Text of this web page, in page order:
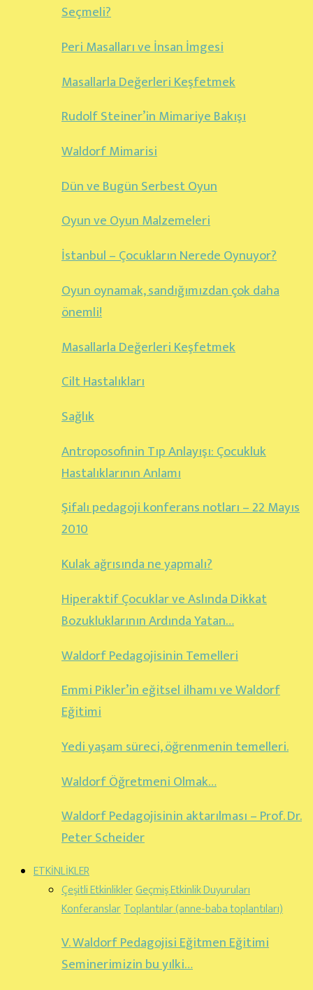
Seçmeli?
Peri Masalları ve İnsan İmgesi
Masallarla Değerleri Keşfetmek
Rudolf Steiner’in Mimariye Bakışı
Waldorf Mimarisi
Dün ve Bugün Serbest Oyun
Oyun ve Oyun Malzemeleri
İstanbul – Çocukların Nerede Oynuyor?
Oyun oynamak, sandığımızdan çok daha
önemli!
Masallarla Değerleri Keşfetmek
Cilt Hastalıkları
Sağlık
Antroposofinin Tıp Anlayışı: Çocukluk
Hastalıklarının Anlamı
Şifalı pedagoji konferans notları – 22 Mayıs
2010
Kulak ağrısında ne yapmalı?
Hiperaktif Çocuklar ve Aslında Dikkat
Bozukluklarının Ardında Yatan…
Waldorf Pedagojisinin Temelleri
Emmi Pikler’in eğitsel ilhamı ve Waldorf
Eğitimi
Yedi yaşam süreci, öğrenmenin temelleri.
Waldorf Öğretmeni Olmak…
Waldorf Pedagojisinin aktarılması – Prof. Dr.
Peter Scheider
ETKİNLİKLER
Çeşitli EtkinliklerGeçmiş Etkinlik Duyuruları
KonferanslarToplantılar (anne-baba toplantıları)
V. Waldorf Pedagojisi Eğitmen Eğitimi
Seminerimizin bu yılki…